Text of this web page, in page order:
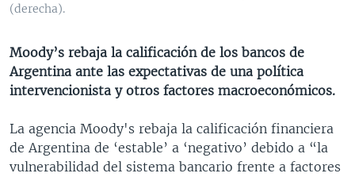
DEPORTES
AUDIOS
FORO INTERAMERICANO
LAS CLAVES
AVANCE INFORMATIVO
BUENOS DÍAS AMÉRICA
ESTADOS UNIDOS AL DÍA
EL MUNDO AL DÍA [RADIO]
FORO [RADIO]
DIRECT
Learning English
SÍGANOS
(derecha).
Moody’s rebaja la calificación de los bancos de
Argentina ante las expectativas de una política
intervencionista y otros factores macroeconómicos.
La agencia Moody's rebaja la calificación financiera
de Argentina de ‘estable’ a ‘negativo’ debido a “la
vulnerabilidad del sistema bancario frente a factores